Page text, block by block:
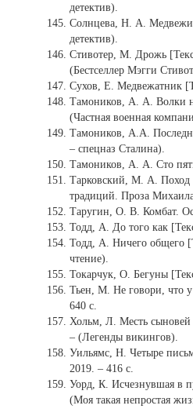
детектив).
Солнцева, Н. А.
детектив).
Стивотер, М. Дрожь
(Бестселлер Мэгги
Сухов, Е. Медвежатник
Тамоников, А. А. Волки
(Частная военная
Тамоников, А.А.
– спецназ Сталина).
Тамоников, А. А. Сто
Тарковский, М. А. Поход
традиций. Проза
Таругин, О. В. Комбат.
Тодд, А. До того как
Тодд, А. Ничего общего
чтение).
Токарчук, О. Бегуны
Тьен, М. Не говори, что
640 с.
Хольм, Л. Месть
– (Легенды викингов).
Уильямс, Н. Четыре
2019. – 416 с.
Уорд, К. Исчезнувшая в
(Моя такая непростая